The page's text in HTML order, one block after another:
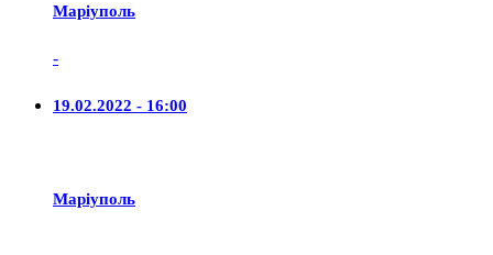
Маріуполь
-
19.02.2022 - 16:00
Маріуполь